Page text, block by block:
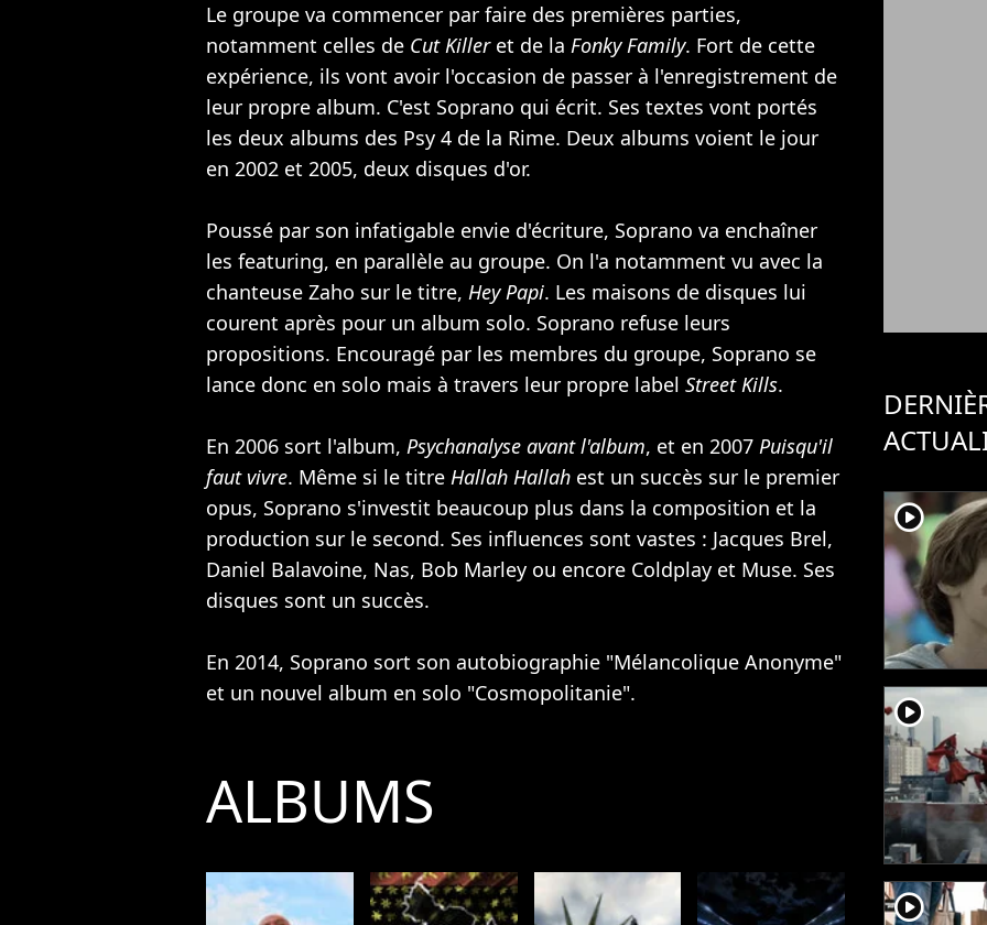
Le groupe va commencer par faire des premières parties,
notamment celles de Cut Killeret de la Fonky Family. Fort de cette
expérience, ils vont avoir l'occasion de passer à l'enregistrement de
leur propre album. C'est Soprano qui écrit. Ses textes vont portés
les deux albums des Psy 4 de la Rime. Deux albums voient le jour
en 2002 et 2005, deux disques d'or.
Poussé par son infatigable envie d'écriture, Soprano va enchaîner
les featuring, en parallèle au groupe. On l'a notamment vu avec la
chanteuse Zaho sur le titre, Hey Papi. Les maisons de disques lui
courent après pour un album solo. Soprano refuse leurs
propositions. Encouragé par les membres du groupe, Soprano se
lance donc en solo mais à travers leur propre label Street Kills.
En 2006 sort l'album, Psychanalyse avant l'album, et en 2007 Puisqu'il
faut vivre. Même si le titre Hallah Hallah est un succès sur le premier
opus, Soprano s'investit beaucoup plus dans la composition et la
production sur le second. Ses influences sont vastes : Jacques Brel,
Daniel Balavoine, Nas, Bob Marley ou encore Coldplay et Muse. Ses
disques sont un succès.
En 2014, Soprano sort son autobiographie "Mélancolique Anonyme"
et un nouvel album en solo "Cosmopolitanie".
ALBUMS
player2
player2
player2